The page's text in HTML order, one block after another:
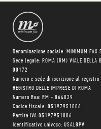
Denominazione sociale: MINIMUM FAX
Sede legale: ROMA (RM) VIALE DELLA
00172
Numero e sede di iscrizione al
REGISTRO DELLE IMPRESE DI ROMA
Numero Rea: RM - 864029
Codice fiscale: 05197951006
Partita IVA 05197951006
Identificativo univoco: USAL8PV